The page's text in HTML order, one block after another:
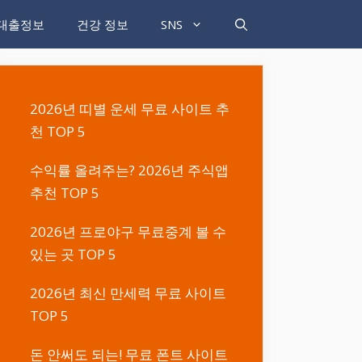
출정보 건강 정보 SNS
2026년 띠별 운세 무료 사이트 추
천 TOP 5
수익률 올려주는? 2026년 주식앱
추천 TOP 5
2026년 프로야구 무료중계 볼 수
있는 곳 TOP 5
2026년 최신 만세력 무료 사이트
TOP 5
돈 안써도 되는! 무료 폰트 사이트